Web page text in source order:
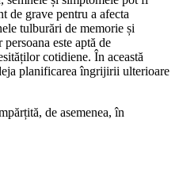
de grave pentru a afecta
tulburări de memorie și
este aptă de
cotidiene. În această
planificarea îngrijirii ulterioare
de asemenea, în